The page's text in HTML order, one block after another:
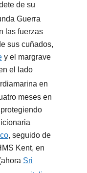
de su
Guerra
las fuerzas
sus cuñados,
y el margrave
el lado
en
meses en
, seguido de
Kent, en
Sri